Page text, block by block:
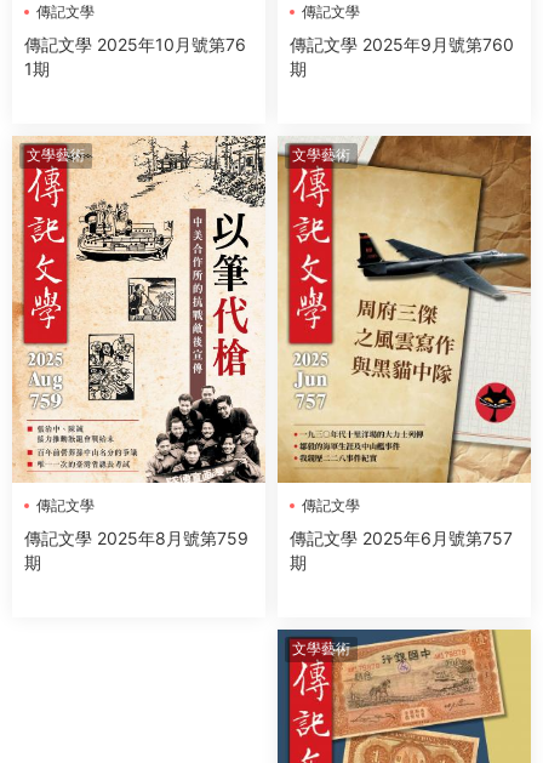
傳記文學
傳記文學 2025年10月號第76
1期
傳記文學
傳記文學 2025年9月號第760
期
文學藝術
傳記文學
傳記文學 2025年8月號第759
期
文學藝術
傳記文學
傳記文學 2025年6月號第757
期
文學藝術